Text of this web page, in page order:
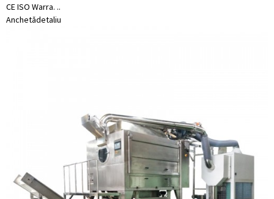
CE ISO Warra. ..
Anchetădetaliu